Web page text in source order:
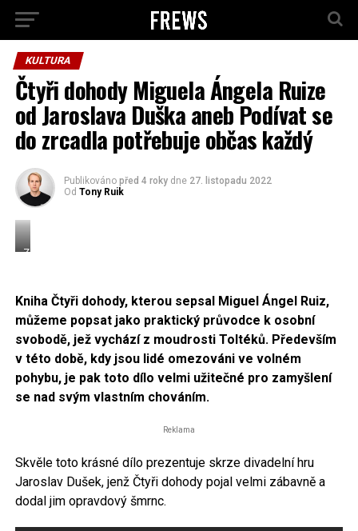
KULTURA
Čtyři dohody Miguela Ángela Ruize
od Jaroslava Duška aneb Podívat se
do zrcadla potřebuje občas každý
Publikováno před 4 roky dne 27. listopadu 2022
Od Tony Ruik
Zdroj:
CC
BY-
SA
2.5
Kniha Čtyři dohody, kterou sepsal Miguel Ángel Ruiz,
můžeme popsat jako praktický průvodce k osobní
svobodě, jež vychází z moudrosti Toltéků. Především
v této době, kdy jsou lidé omezováni ve volném
pohybu, je pak toto dílo velmi užitečné pro zamyšlení
se nad svým vlastním chováním.
Reklama
Skvěle toto krásné dílo prezentuje skrze divadelní hru
Jaroslav Dušek, jenž Čtyři dohody pojal velmi zábavně a
dodal jim opravdový šmrnc.